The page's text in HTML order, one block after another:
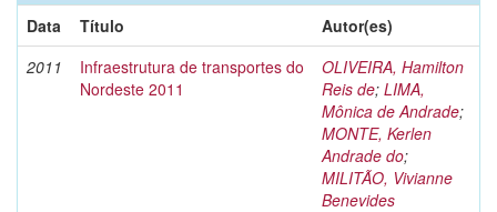
Data
Título
Autor(es)
2011
Infraestrutura de transportes do
Nordeste 2011
OLIVEIRA, Hamilton
Reis de; LIMA,
Mônica de Andrade;
MONTE, Kerlen
Andrade do;
MILITÃO, Vivianne
Benevides